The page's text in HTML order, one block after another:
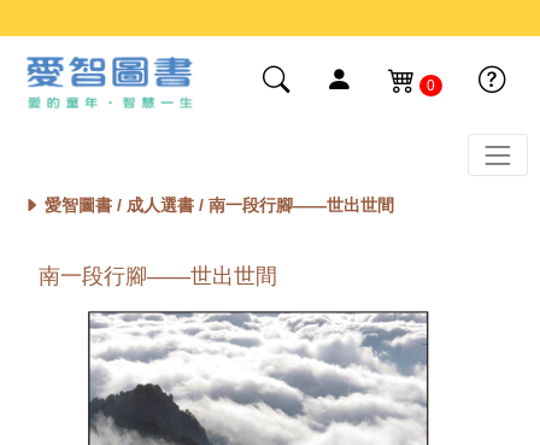
0
愛智圖書 / 成人選書/ 南一段行腳——世出世間
南一段行腳——世出世間